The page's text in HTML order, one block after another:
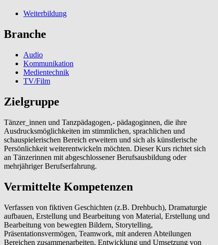
Weiterbildung
Branche
Audio
Kommunikation
Medientechnik
TV/Film
Zielgruppe
Tänzer_innen und Tanzpädagogen,- pädagoginnen, die ihre
Ausdrucksmöglichkeiten im stimmlichen, sprachlichen und
schauspielerischen Bereich erweitern und sich als künstlerische
Persönlichkeit weiterentwickeln möchten. Dieser Kurs richtet sich
an Tänzerinnen mit abgeschlossener Berufsausbildung oder
mehrjähriger Berufserfahrung.
Vermittelte Kompetenzen
Verfassen von fiktiven Geschichten (z.B. Drehbuch), Dramaturgie
aufbauen, Erstellung und Bearbeitung von Material, Erstellung und
Bearbeitung von bewegten Bildern, Storytelling,
Präsentationsvermögen, Teamwork, mit anderen Abteilungen
Bereichen zusammenarbeiten, Entwicklung und Umsetzung von